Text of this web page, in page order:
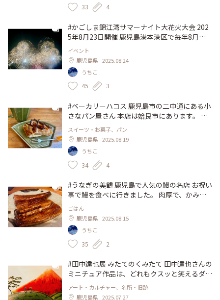
33 4
#かごしま錦江湾サマーナイト大花火大会 202
5年8月23日開催 鹿児島港本港区で毎年8月に
開催される花火大会 直前の台風でどうなるこ
とかと思いましたが、今年も開催されました。
写真は有料観覧席からです。 最後の大玉連発
打ち上げは歓声が上がるほど美しかったです✨️
七彩のスターマインや二尺玉同時打ち上げな
があっという間に過ぎました。 また来年も行
かなくちゃ♡ #アートな景色 #鹿児島 #錦江湾
#サマーナイト #花火
イベント
鹿児島県 2025.08.24
うちこ
45 3
#ベーカリーハコス 鹿児島市の二中通にある小
さなパン屋さん 本店は姶良市にあります。 ハ
ード系のパンが好きなので、明太フランス、ク
ランベリーチーズ、アップルパイを購入しまし
た。 明太フランスはカリッとジューシー(^^)
クランベリーチーズ はドライクランベリーと
クリームチーズ、くるみがギッシリ詰まってい
イは絶品✨️すぐ売り切れるようで、知人からも
お勧めされました。また食べたいな♪ #鹿児島
#二中通 #パン #ベーカリー #アップルパイ
スイーツ・お菓子、パン
鹿児島県 2025.08.19
うちこ
34 4
#うなぎの美鶴 鹿児島で人気の鰻の名店 お祝い
事で鰻を食べに行きました。 肉厚で、かみ応
えがあり、今まで食べた中で一番美味しかった
✨️普段うな重を食べるときは、鰻とご飯を一緒
に箸で掴みますが、ここの鰻は箸で切れない(>
_<)鰻にかぶりつきました笑。プリプリしてて
美味しいです。 人気店なので並びますし、駐
待つことをお勧めします。 #鹿児島 #鰻 #うな
ぎ #美鶴
ごはん
鹿児島県 2025.08.15
うちこ
35 2
#田中達也展 みたてのくみたて 田中達也さんの
ミニチュア作品は、どれもクスッと笑えるダジ
ャレのタイトルばかり。 作品やタイトルの
「もと」はどこからやってくるのか？をテーマ
アート・カルチャー、名所・旧跡
鹿児島県 2025.07.27